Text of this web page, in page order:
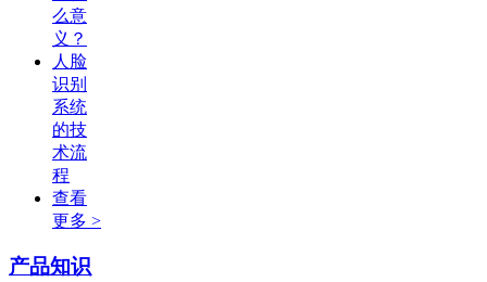
么意
义？
人脸
识别
系统
的技
术流
程
查看
更多 >
产品知识